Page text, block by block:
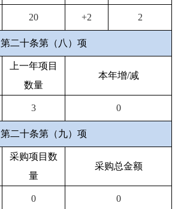
20 +2 2
第二十条第（八）项
上一年项目
数量
本年增/减
3 0
第二十条第（九）项
采购项目数
量
采购总金额
0 0